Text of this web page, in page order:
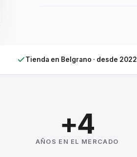
Tienda en Belgrano · desde 2022
+4
AÑOS EN EL MERCADO